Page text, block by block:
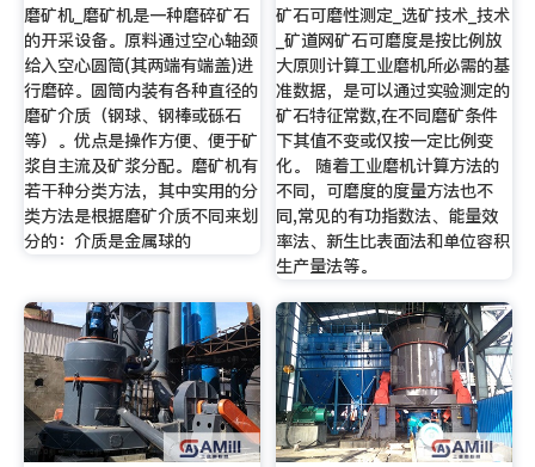
磨矿机_磨矿机是一种磨碎矿石
的开采设备。原料通过空心轴颈
给入空心圆筒(其两端有端盖)进
行磨碎。圆筒内装有各种直径的
磨矿介质（钢球、钢棒或砾石
等）。优点是操作方便、便于矿
浆自主流及矿浆分配。磨矿机有
若干种分类方法，其中实用的分
类方法是根据磨矿介质不同来划
分的：介质是金属球的
矿石可磨性测定_选矿技术_技术
_矿道网矿石可磨度是按比例放
大原则计算工业磨机所必需的基
准数据，是可以通过实验测定的
矿石特征常数,在不同磨矿条件
下其值不变或仅按一定比例变
化。 随着工业磨机计算方法的
不同，可磨度的度量方法也不
同,常见的有功指数法、能量效
率法、新生比表面法和单位容积
生产量法等。